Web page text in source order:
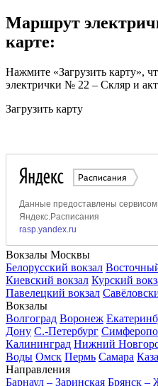
Маршрут
карте:
Нажмите «Загрузить карту»,
электрички № 22 – Скляр и
Загрузить карту
Вокзалы Москвы
Белорусский вокзал
Киевский вокзал Курский
Павелецкий вокзал
Вокзалы
Волгоград Воронеж
Дону С.-Петербург
Калининград Нижний
Воды Омск Пермь Самара
Направления
Барнаул – Заринская Брянск –